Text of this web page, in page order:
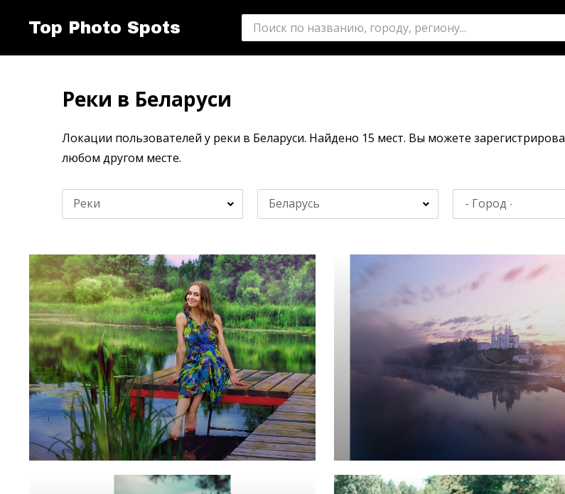
Top Photo Spots
Реки в Беларуси
Локации пользователей у реки в Беларуси. Найдено 15 мест. Вы можете
любом другом месте.
Реки Беларусь